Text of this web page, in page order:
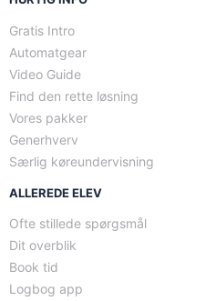
Gratis Intro
Automatgear
Video Guide
Find den rette løsning
Vores pakker
Generhverv
Særlig køreundervisning
ALLEREDE ELEV
Ofte stillede spørgsmål
Dit overblik
Book tid
Logbog app